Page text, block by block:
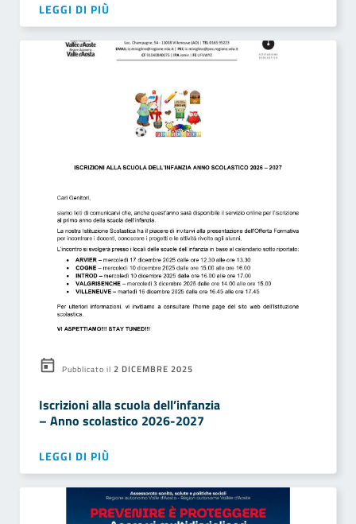
LEGGI DI PIÙ
Pubblicato il 2 DICEMBRE 2025
Iscrizioni alla scuola dell’infanzia
– Anno scolastico 2026-2027
LEGGI DI PIÙ